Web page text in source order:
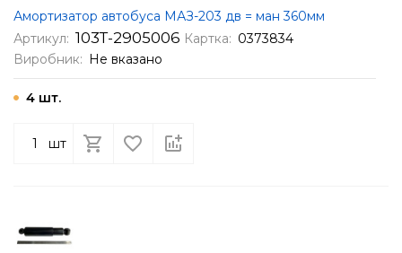
Амортизатор автобуса МАЗ-203 дв = ман 360мм
Артикул: 103Т-2905006 Картка: 0373834
Виробник: Не вказано
4 шт.
шт